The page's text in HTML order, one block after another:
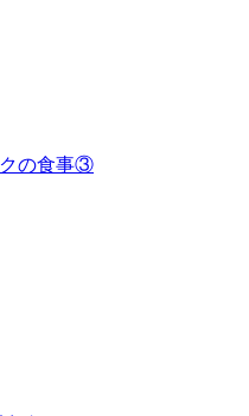
クの食事③